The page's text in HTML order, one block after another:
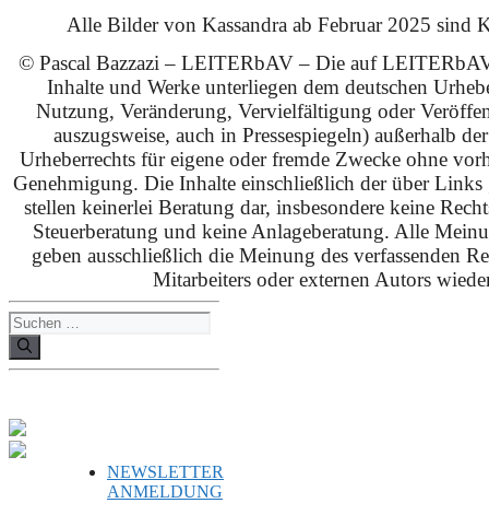
Alle Bilder von Kassandra ab Februar 2025 sind
© Pascal Bazzazi – LEITERbAV – Die auf
Inhalte und Werke unterliegen dem deutschen
Nutzung, Veränderung, Vervielfältigung oder
auszugsweise, auch in Pressespiegeln) außerhalb
Urheberrechts für eigene oder fremde Zwecke ohne
Genehmigung. Die Inhalte einschließlich der über Links
stellen keinerlei Beratung dar, insbesondere keine
Steuerberatung und keine Anlageberatung. Alle
geben ausschließlich die Meinung des verfassenden
Mitarbeiters oder externen Autors
Suchen
nach:
NEWSLETTER
ANMELDUNG